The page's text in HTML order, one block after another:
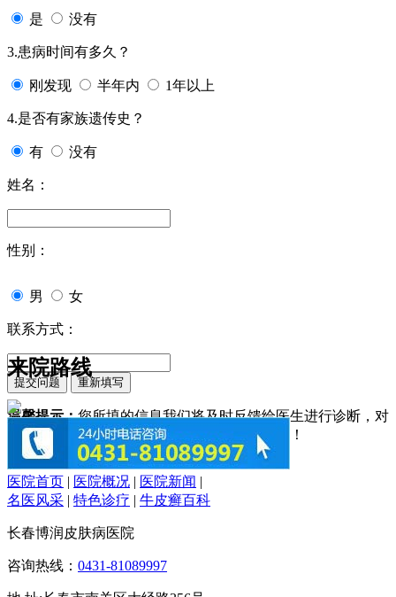
是 没有
3.患病时间有多久？
刚发现 半年内 1年以上
4.是否有家族遗传史？
有 没有
姓名：
性别：
男 女
联系方式：
温馨提示：您所填的信息我们将及时反馈给医生进行诊断，对
于您的个人信息我们承诺绝对保密！请您放心！
来院路线
医院首页 | 医院概况 | 医院新闻 |
名医风采 | 特色诊疗 | 牛皮癣百科
长春博润皮肤病医院
咨询热线： 0431-81089997